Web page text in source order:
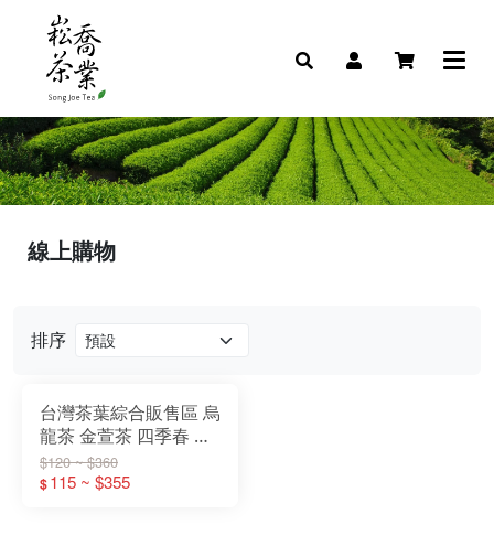
排序
台灣茶葉綜合販售區 烏
龍茶 金萱茶 四季春 翠
玉茶 綠茶 紅茶
$120 ~ $360
$115 ~ $355
線上購物